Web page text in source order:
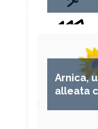
Arnica,
alleata